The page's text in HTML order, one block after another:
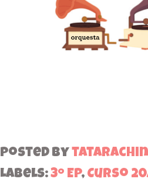
Posted by tatarachin
Labels:3º EP, Curso